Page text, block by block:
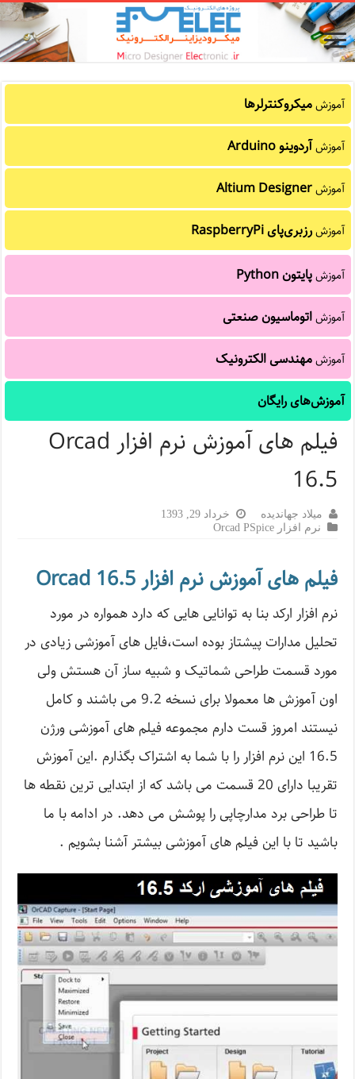
آموزشمیکروکنترلرها
آموزشآردوینو Arduino
آموزشAltium Designer
آموزشرزبری‌پای RaspberryPi
آموزشپایتون Python
آموزشاتوماسیون صنعتی
آموزشمهندسی الکترونیک
آموزش‌های رایگان
فیلم های آموزش نرم افزار Orcad
16.5
میلاد جهاندیده
خرداد 29, 1393
نرم افزار Orcad PSpice
فیلم های آموزش نرم افزار Orcad 16.5
نرم افزار ارکد بنا به توانایی هایی که دارد همواره در مورد
تحلیل مدارات پیشتاز بوده است،فایل های آموزشی زیادی در
مورد قسمت طراحی شماتیک و شبیه ساز آن هستش ولی
اون آموزش ها معمولا برای نسخه 9.2 می باشند و کامل
نیستند امروز قست دارم مجموعه فیلم های آموزشی ورژن
16.5 این نرم افزار را با شما به اشتراک بگذارم .این آموزش
تقریبا دارای 20 قسمت می باشد که از ابتدایی ترین نقطه ها
تا طراحی برد مدارچاپی را پوشش می دهد. در ادامه با ما
باشید تا با این فیلم های آموزشی بیشتر آشنا بشویم .